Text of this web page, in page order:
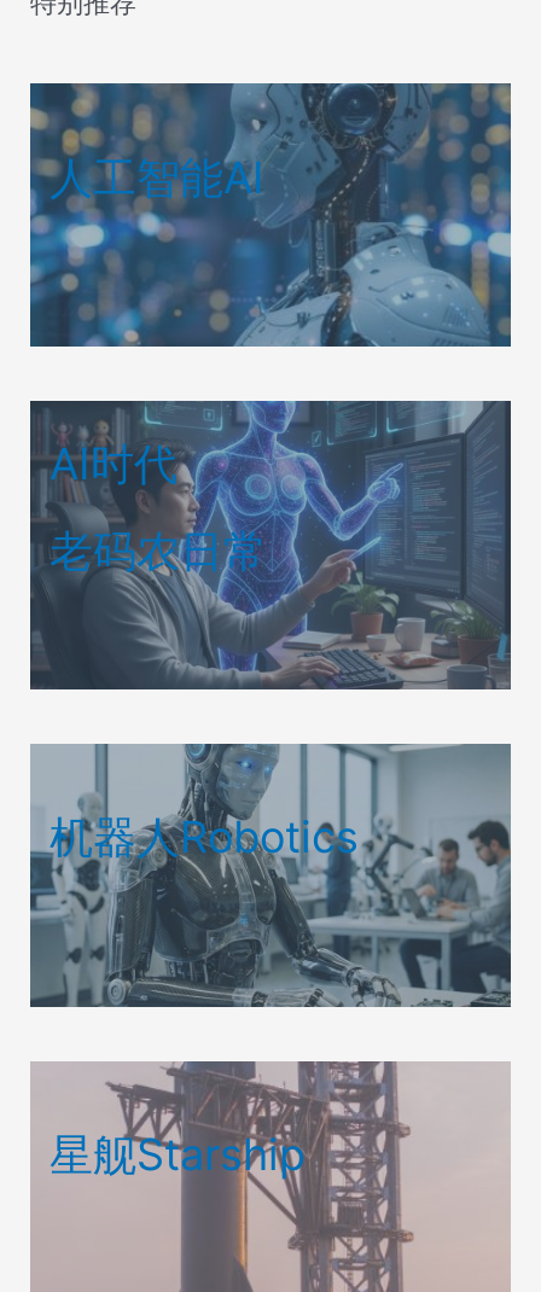
人工智能AI
AI时代
老码农日常
机器人Robotics
星舰Starship